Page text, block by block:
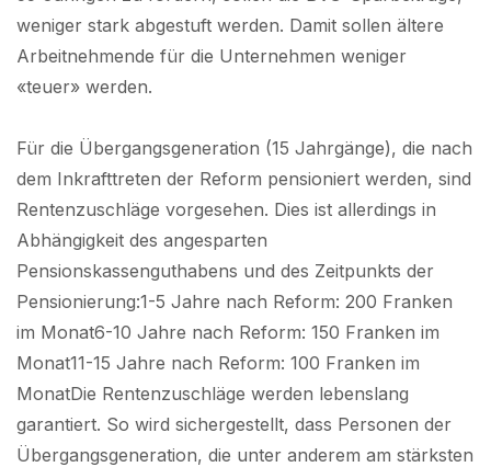
weniger stark abgestuft werden. Damit sollen ältere
Arbeitnehmende für die Unternehmen weniger
«teuer» werden.
Für die Übergangsgeneration (15 Jahrgänge), die nach
dem Inkrafttreten der Reform pensioniert werden, sind
Rentenzuschläge vorgesehen. Dies ist allerdings in
Abhängigkeit des angesparten
Pensionskassenguthabens und des Zeitpunkts der
Pensionierung:1-5 Jahre nach Reform: 200 Franken
im Monat6-10 Jahre nach Reform: 150 Franken im
Monat11-15 Jahre nach Reform: 100 Franken im
MonatDie Rentenzuschläge werden lebenslang
garantiert. So wird sichergestellt, dass Personen der
Übergangsgeneration, die unter anderem am stärksten